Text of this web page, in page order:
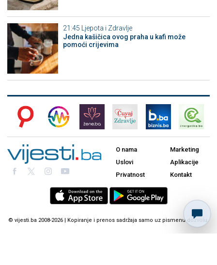
21:45 Ljepota i Zdravlje
Jedna kašičica ovog praha u kafi može
pomoći crijevima
O nama
Uslovi
Privatnost
Marketing
Aplikacije
Kontakt
© vijesti.ba 2008-2026 | Kopiranje i prenos sadržaja samo uz pismenu dozvolu.